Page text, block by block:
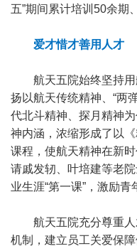
五”期间累计培训50余期
爱才惜才善用人才
航天五院始终坚持
扬以航天传统精神、“两
代北斗精神、探月精神
神内涵，浓缩形成了以
课程，使航天精神在新
请戚发轫、叶培建等老
业生涯“第一课”，激励青
航天五院充分尊重
机制，建立员工关爱保